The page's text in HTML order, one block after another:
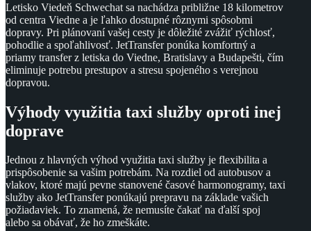
Letisko Viedeň Schwechat sa nachádza približne 18 kilometrov
od centra Viedne a je ľahko dostupné rôznymi spôsobmi
dopravy. Pri plánovaní vašej cesty je dôležité zvážiť rýchlosť,
pohodlie a spoľahlivosť. JetTransfer ponúka komfortný a
priamy transfer z letiska do Viedne, Bratislavy a Budapešti, čím
eliminuje potrebu prestupov a stresu spojeného s verejnou
dopravou.
Výhody využitia taxi služby oproti inej
doprave
Jednou z hlavných výhod využitia taxi služby je flexibilita a
prispôsobenie sa vašim potrebám. Na rozdiel od autobusov a
vlakov, ktoré majú pevne stanovené časové harmonogramy, taxi
služby ako JetTransfer ponúkajú prepravu na základe vašich
požiadaviek. To znamená, že nemusíte čakať na ďalší spoj
alebo sa obávať, že ho zmeškáte.